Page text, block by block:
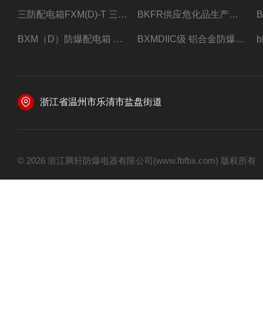
三防配电箱FXM(D)-T 三防型黑色工程塑料 BKFR供应危化品生产车间1.5匹2匹3匹5匹防爆空调
BXM（D）防爆配电箱 防爆照明动力箱厂家 定做 BXMDIIC级 铝合金防爆照明动力配电箱 加工定做
浙江省温州市乐清市盐盘街道
© 2026 浙江腾轩防爆电器有限公司(www.fbfbx.com) 版权所